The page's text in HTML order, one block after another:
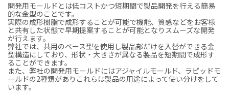
開発用モールドとは低コストかつ短期間で製品開発を行える簡易
的な金型のことです。
実際の成形樹脂で成形することが可能で機能、質感などをお客様
と共有した状態で早期提案することが可能となりスムーズな開発
が行えます。
弊社では、共用のベース型を使用し製品部だけを入替ができる金
型構造にしており、形状・大きさが異なる製品を短期間で成形す
ることができます。
また、弊社の開発用モールドにはアジャイルモールド、ラピッドモ
ールドの2種類がありこれらは製品の用途によって使い分けをして
います。